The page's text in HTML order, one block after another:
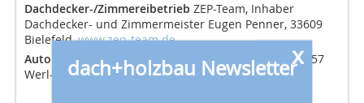
Dachdecker-/Zimmereibetrieb ZEP-Team, Inhaber
Dachdecker- und Zimmermeister Eugen Penner, 33609
Bielefeld,www.zep-team.de
AutokranZeller Kranservice, Inhaber Dirk Zeller, 59457
Werl-Sönnern, www.zeller-kranservice.de
x
dach+holzbau Newsletter